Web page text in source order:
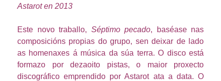
Astarot en 2013
Este novo traballo, Séptimo pecado, baséase nas
composicións propias do grupo, sen deixar de lado
as homenaxes á música da súa terra. O disco está
formazo por dezaoito pistas, o maior proxecto
discográfico emprendido por Astarot ata a data. O